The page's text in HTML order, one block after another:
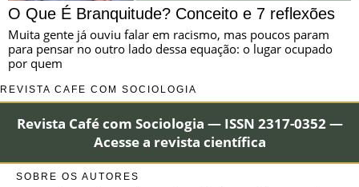
O Que É Branquitude? Conceito e 7 reflexões
Muita gente já ouviu falar em racismo, mas poucos param
para pensar no outro lado dessa equação: o lugar ocupado
por quem
REVISTA CAFÉ COM SOCIOLOGIA
Revista Café com Sociologia — ISSN 2317-0352 —
Acesse a revista científica
SOBRE OS AUTORES